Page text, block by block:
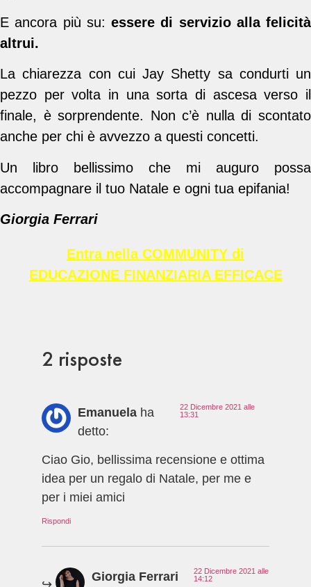
E ancora più su: essere di servizio alla felicità
altrui.
La chiarezza con cui Jay Shetty sa condurti un
pezzo per volta in una sorta di ascesa verso il
finale, è sorprendente. Non c’è nulla di scontato
anche per chi è avvezzo a questi concetti.
Un libro bellissimo che mi auguro possa
accompagnare il tuo Natale e ogni tua epifania!
Giorgia Ferrari
Entra nella COMMUNITY di
EDUCAZIONE FINANZIARIA EFFICACE
2 risposte
Emanuela ha
detto:
22 Dicembre 2021 alle
13:31
Ciao Gio, bellissima recensione e ottima
idea per un regalo di Natale, per me e
per i miei amici
Rispondi
Giorgia Ferrari
22 Dicembre 2021 alle
14:12